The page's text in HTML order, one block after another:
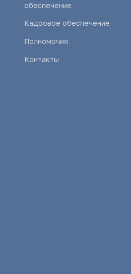
обеспечение
Кадровое обеспечение
Полномочия
Контакты